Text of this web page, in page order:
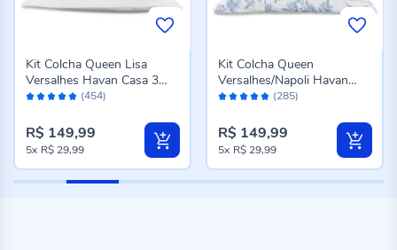
Avaliação: (454)
Kit Colcha Queen Lisa
Versalhes Havan Casa 3
Peças - Branco
R$ 149,99
5x R$ 29,99
Avaliação: (285)
Kit Colcha Queen
Versalhes/Napoli Havan
Casa 3 Peças - Floral Azul
R$ 149,99
5x R$ 29,99